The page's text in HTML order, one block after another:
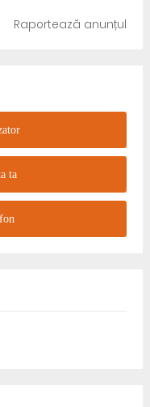
Raportează anunțul
ta